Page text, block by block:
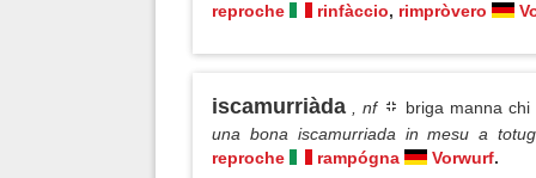
reproche
rinfàccio, rimpròvero
iscamurriàda , nf
briga manna
una bona iscamurriada in mesu a
reproche
rampógna Vorwurf.